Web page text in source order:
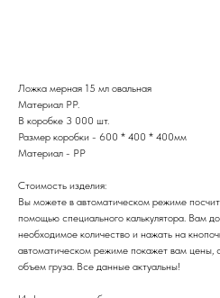
Ложка мерная 15 мл овальная
Материал РР.
В коробке 3 000 шт.
Размер коробки - 600 * 400 * 400мм
Материал - PP
Стоимость изделия:
Вы можете в автоматическом режиме
помощью специального калькулятора. Вам
необходимое количество и нажать на
автоматическом режиме покажет вам цены,
объем груза. Все данные актуальны!